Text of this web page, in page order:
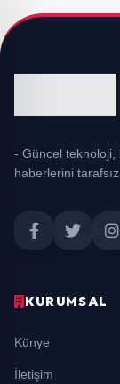
- Güncel teknoloji,
haberlerini
KURUMSAL
Künye
İletişim